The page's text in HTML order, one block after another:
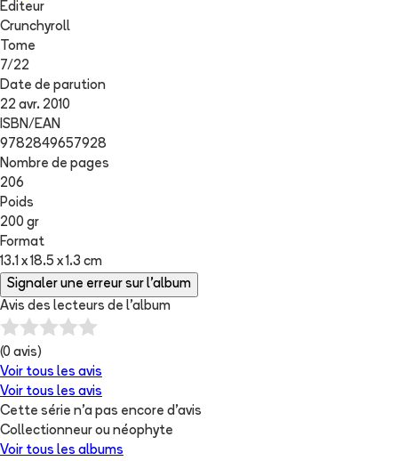
Editeur
Crunchyroll
Tome
7/22
Date de parution
22 avr. 2010
ISBN/EAN
9782849657928
Nombre de pages
206
Poids
200 gr
Format
13.1 x 18.5 x 1.3 cm
Signaler une erreur sur l'album
Avis des lecteurs de l'album
(0 avis)
Voir tous les avis
Voir tous les avis
Cette série n'a pas encore d'avis
Collectionneur ou néophyte
Voir tous les albums